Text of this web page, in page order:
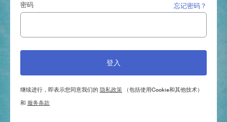
密码 忘记密码？
继续进行，即表示您同意我们的 隐私政策 （包括使用Cookie和其他技术）
和 服务条款